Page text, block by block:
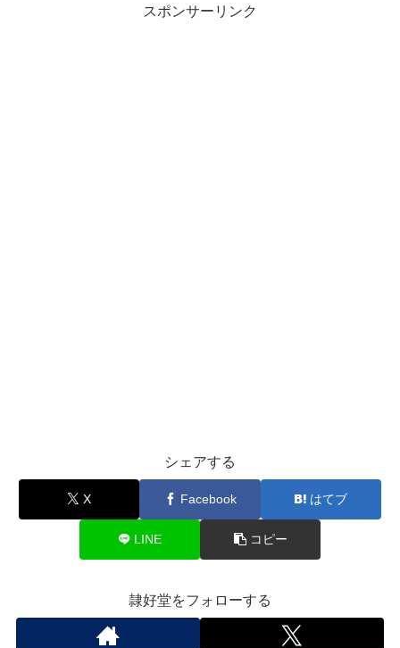
スポンサーリンク
シェアする
X Facebook はてブ
LINE コピー
隷好堂をフォローする